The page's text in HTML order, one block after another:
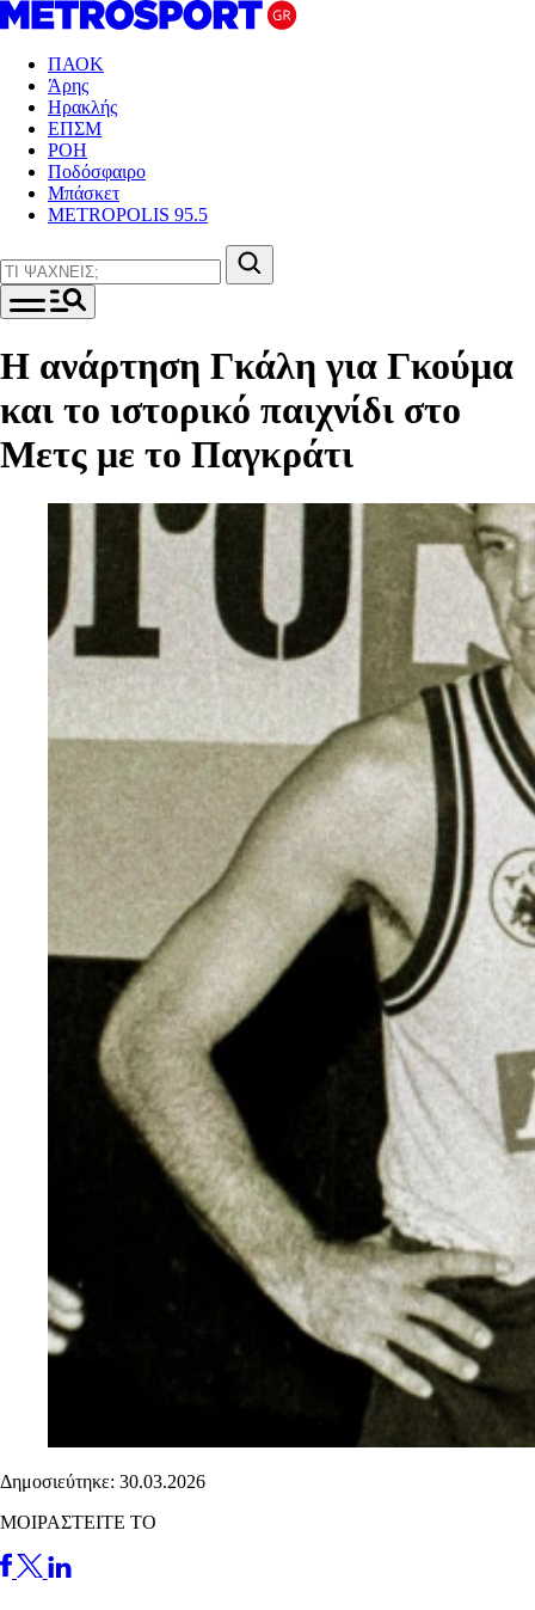
ΠΑΟΚ
Άρης
Ηρακλής
ΕΠΣΜ
ΡΟΗ
Ποδόσφαιρο
Μπάσκετ
METROPOLIS 95.5
Η ανάρτηση Γκάλη για Γκούμα
και το ιστορικό παιχνίδι στο
Μετς με το Παγκράτι
Δημοσιεύτηκε: 30.03.2026
ΜΟΙΡΑΣΤΕΙΤΕ ΤΟ